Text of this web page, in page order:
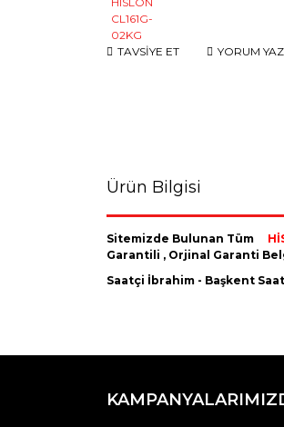
TAVSİYE ET YORUM YAZ
Ürün Bilgisi
Sitemizde Bulunan Tüm
Garantili , Orjinal Garanti
Saatçi İbrahim - Başkent
Görüş ve önerileriniz için
Ürün resmi kalitesiz,